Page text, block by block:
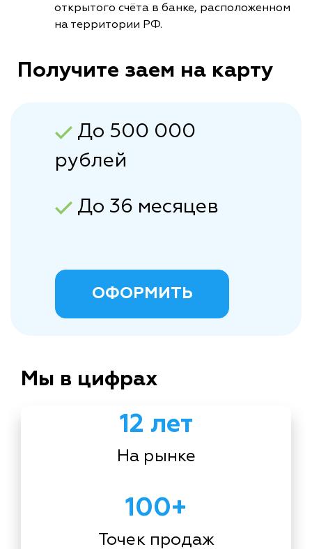
открытого счёта в банке, расположенном
на территории РФ.
Получите заем на карту
До 500 000
рублей
До 36 месяцев
ОФОРМИТЬ
Мы в цифрах
12 лет
На рынке
100+
Точек продаж